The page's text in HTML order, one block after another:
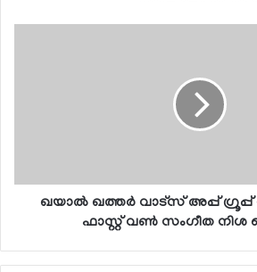
ഖയാല്‍ ഖത്തര്‍ വാട്‌സ് അപ്പ് ഗ്രൂപ്പ്
ഫാസ്റ്റ് വണ്‍ സംഗീത നിശ